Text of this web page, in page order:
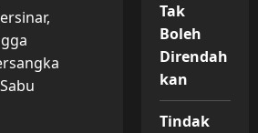
Tak
Boleh
Direndah
kan
Tindak